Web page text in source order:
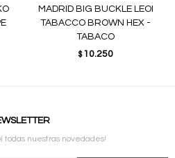
MADRID BIG BUCKLE LEOI
TABACCO BROWN HEX -
TABACO
$ 10.250
todas nuestras novedades!